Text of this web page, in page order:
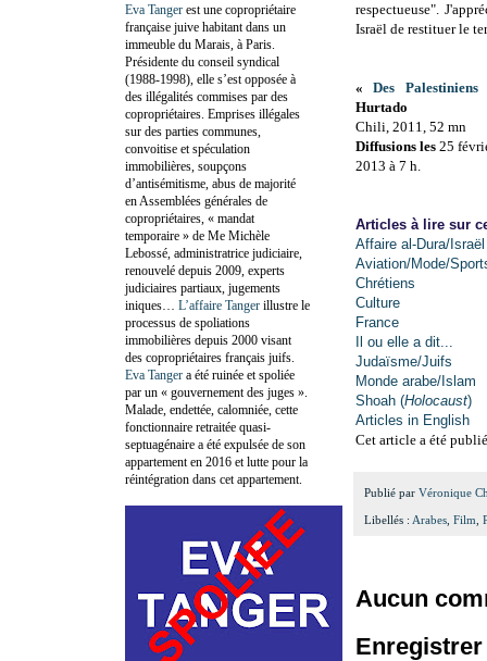
respectueuse".
Israël de restituer le
«Des
Hurtado
Chili, 2011, 52 mn
Diffusions les 25
2013 à 7 h.
Articles à lire sur
Affaire al-Dura/Israël
Aviation/Mode/
Chrétiens
Culture
France
Il ou elle a dit...
Judaïsme/Juifs
Monde arabe/Islam
Shoah (Holocaust)
Articles in English
Cet article a été
Publié par Véronique
Libellés : Arabes Film
Aucun
Eva Tanger est une copropriétaire
française juive habitant dans un
immeuble du Marais, à Paris.
Présidente du conseil syndical
(1988-1998), elle s’est opposée à
des illégalités commises par des
copropriétaires. Emprises illégales
sur des parties communes,
convoitise et spéculation
immobilières, soupçons
d’antisémitisme, abus de majorité
en Assemblées générales de
copropriétaires, « mandat
temporaire » de Me Michèle
Lebossé, administratrice judiciaire,
renouvelé depuis 2009, experts
judiciaires partiaux, jugements
iniques… L’affaire Tanger illustre le
processus de spoliations
immobilières depuis 2000 visant
des copropriétaires français juifs.
Eva Tanger a été ruinée et spoliée
par un « gouvernement des juges ».
Malade, endettée, calomniée, cette
fonctionnaire retraitée quasi-
septuagénaire a été expulsée de son
appartement en 2016 et lutte pour la
réintégration dans cet appartement.